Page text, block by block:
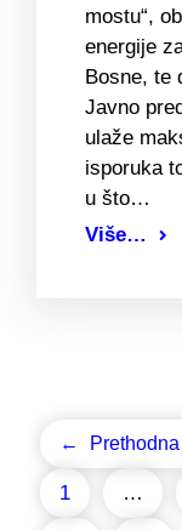
mostu“,
energije
Bosne, te
Javno
ulaže
isporuka
u što…
Više…
←
1 …